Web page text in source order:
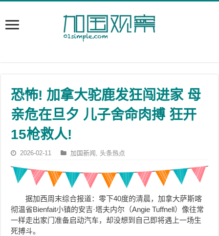
恐怖! 加拿大驼鹿发狂闯进家 母
亲危在旦夕 儿子舍命肉搏 狂开
15枪救人!
2026-02-11 加国新闻 ,头条热点
据加西周末综合报道：零下40度的清晨，加拿大萨斯喀
彻温省Bienfait小镇的安吉·塔夫内尔（Angie Tuffnell）像往常
一样走出家门准备启动汽车，却没想到自己即将遇上一场生
死搏斗。